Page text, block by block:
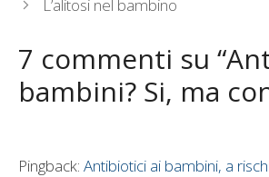
L’alitosi nel bambino
7 commenti su
bambini? Si, ma
Pingback: Antibiotici ai bambini, a